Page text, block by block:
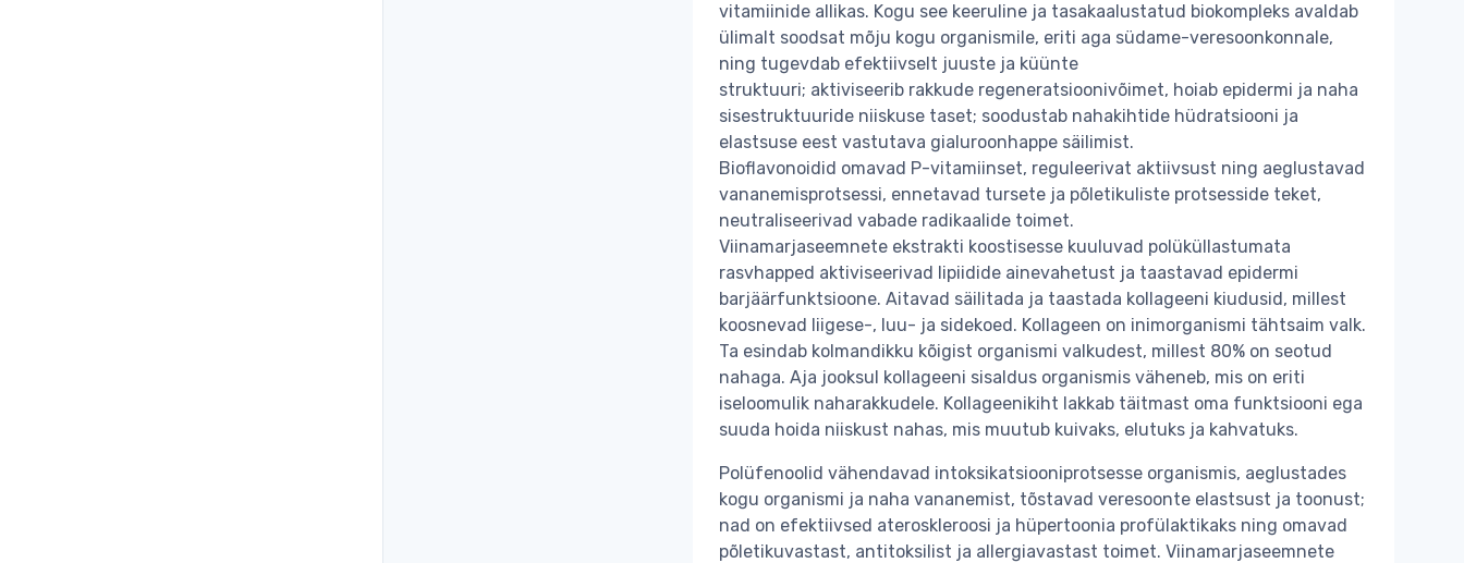
vitamiinide allikas. Kogu see keeruline ja tasakaalustatud biokompleks avaldab
ülimalt soodsat mõju kogu organismile, eriti aga südame-veresoonkonnale,
ning tugevdab efektiivselt juuste ja küünte
struktuuri; aktiviseerib rakkude regeneratsioonivõimet, hoiab epidermi ja naha
sisestruktuuride niiskuse taset; soodustab nahakihtide hüdratsiooni ja
elastsuse eest vastutava gialuroonhappe säilimist.
Bioflavonoidid omavad P-vitamiinset, reguleerivat aktiivsust ning aeglustavad
vananemisprotsessi, ennetavad tursete ja põletikuliste protsesside teket,
neutraliseerivad vabade radikaalide toimet.
Viinamarjaseemnete ekstrakti koostisesse kuuluvad polüküllastumata
rasvhapped aktiviseerivad lipiidide ainevahetust ja taastavad epidermi
barjäärfunktsioone. Aitavad säilitada ja taastada kollageeni kiudusid, millest
koosnevad liigese-, luu- ja sidekoed. Kollageen on inimorganismi tähtsaim valk.
Ta esindab kolmandikku kõigist organismi valkudest, millest 80% on seotud
nahaga. Aja jooksul kollageeni sisaldus organismis väheneb, mis on eriti
iseloomulik naharakkudele. Kollageenikiht lakkab täitmast oma funktsiooni ega
suuda hoida niiskust nahas, mis muutub kuivaks, elutuks ja kahvatuks.
Polüfenoolid vähendavad intoksikatsiooniprotsesse organismis, aeglustades
kogu organismi ja naha vananemist, tõstavad veresoonte elastsust ja toonust;
nad on efektiivsed ateroskleroosi ja hüpertoonia profülaktikaks ning omavad
põletikuvastast, antitoksilist ja allergiavastast toimet. Viinamarjaseemnete